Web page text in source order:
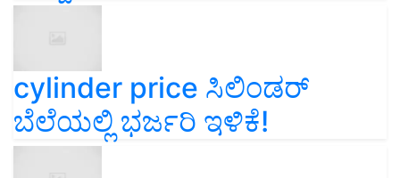
cylinder price ಸಿಲಿಂಡರ್‌
ಬೆಲೆಯಲ್ಲಿ ಭರ್ಜರಿ ಇಳಿಕೆ!